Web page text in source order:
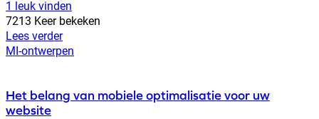
1 leuk vinden
7213 Keer bekeken
Lees verder
MI-ontwerpen
Het belang van mobiele optimalisatie voor uw
website